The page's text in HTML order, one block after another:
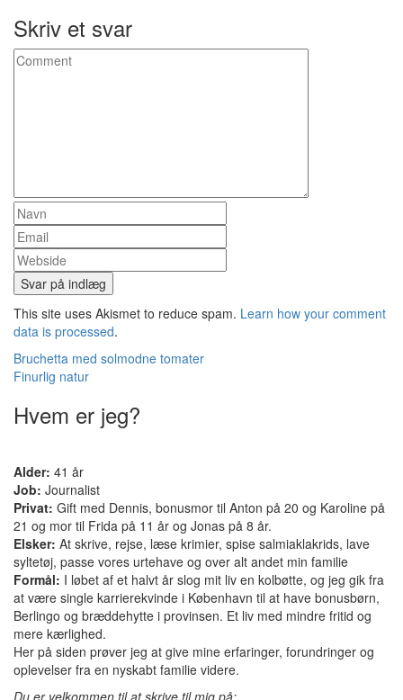
Skriv et svar
This site uses Akismet to reduce spam. Learn how your comment
data is processed.
Indlæg
navigation
Bruchetta med solmodne tomater
Finurlig natur
Hvem er jeg?
Alder: 41 år
Job: Journalist
Privat: Gift med Dennis, bonusmor til Anton på 20 og Karoline på
21 og mor til Frida på 11 år og Jonas på 8 år.
Elsker: At skrive, rejse, læse krimier, spise salmiaklakrids, lave
syltetøj, passe vores urtehave og over alt andet min familie
Formål: I løbet af et halvt år slog mit liv en kolbøtte, og jeg gik fra
at være single karrierekvinde i København til at have bonusbørn,
Berlingo og bræddehytte i provinsen. Et liv med mindre fritid og
mere kærlighed.
Her på siden prøver jeg at give mine erfaringer, forundringer og
oplevelser fra en nyskabt familie videre.